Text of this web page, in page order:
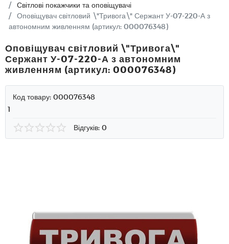
Світлові покажчики та оповіщувачі
Оповіщувач світловий \"Тривога\" Сержант У-07-220-А з
автономним живленням (артикул: 000076348)
Оповіщувач світловий \"Тривога\"
Сержант У-07-220-А з автономним
живленням (артикул: 000076348)
Код товару: 000076348
1
Відгуків: 0